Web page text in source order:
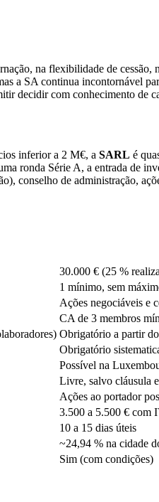
na flexibilidade de cessão,
a SA continua incontornável
decidir com conhecimento de
inferior a 2 M€, a SARL é
ronda Série A, a entrada de
conselho de administração,
30.000 € (25 %
1 mínimo, sem
Ações negociáveis e
CA de 3 membros
Obrigatório a partir
Obrigatório
Possível na
Livre, salvo cláusula
Ações ao portador
3.500 a 5.500 € com
10 a 15 dias úteis
~24,94 % na cidade
Sim (com condições)